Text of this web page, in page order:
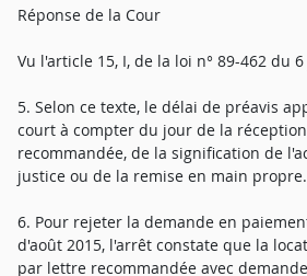
Réponse de la Cour
Vu l'article 15, I, de la loi n° 89-462 du
5. Selon ce texte, le délai de préavis
court à compter du jour de la
recommandée, de la signification de
justice ou de la remise en main propre.
6. Pour rejeter la demande en
d'août 2015, l'arrêt constate que la
par lettre recommandée avec